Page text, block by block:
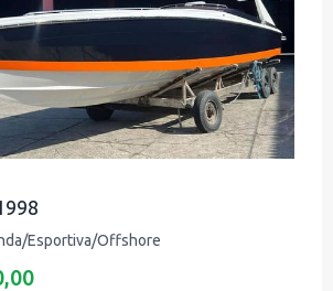
Esportiva/Offshore